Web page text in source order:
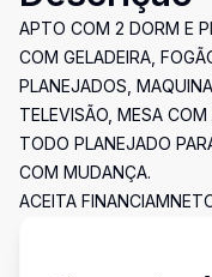
APTO COM 2 DORM E
COM GELADEIRA,
PLANEJADOS,
TELEVISÃO, MESA
TODO PLANEJADO
COM MUDANÇA.
ACEITA